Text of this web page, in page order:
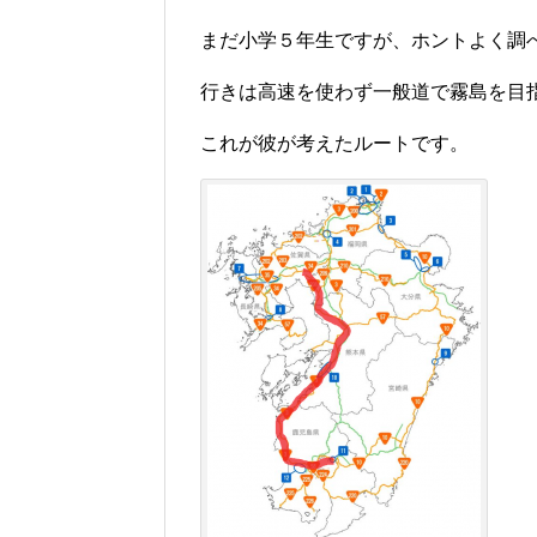
まだ小学５年生ですが、ホントよく調
行きは高速を使わず一般道で霧島を目
これが彼が考えたルートです。